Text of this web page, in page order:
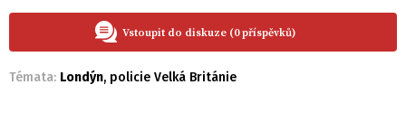
Vstoupit do diskuze (0 příspěvků)
Témata: Londýn, policie Velká Británie